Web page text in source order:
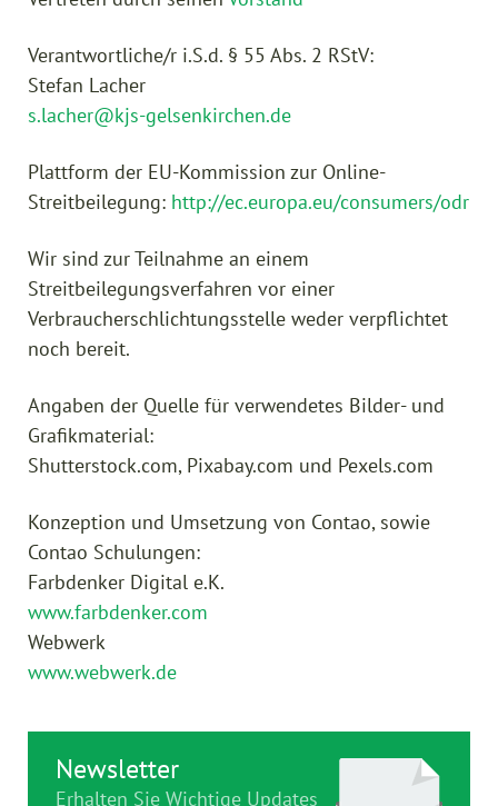
Verantwortliche/r i.S.d. § 55 Abs. 2 RStV:
Stefan Lacher
s.lacher@kjs-gelsenkirchen.de
Plattform der EU-Kommission zur Online-
Streitbeilegung: http://ec.europa.eu/consumers/odr
Wir sind zur Teilnahme an einem
Streitbeilegungsverfahren vor einer
Verbraucherschlichtungsstelle weder verpflichtet
noch bereit.
Angaben der Quelle für verwendetes Bilder- und
Grafikmaterial:
Shutterstock.com, Pixabay.com und Pexels.com
Konzeption und Umsetzung von Contao, sowie
Contao Schulungen:
Farbdenker Digital e.K.
www.farbdenker.com
Webwerk
www.webwerk.de
Newsletter
Erhalten Sie Wichtige Updates